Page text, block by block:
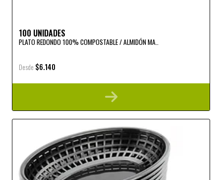
100 UNIDADES
PLATO REDONDO 100% COMPOSTABLE / ALMIDÓN MA..
Desde $6.140